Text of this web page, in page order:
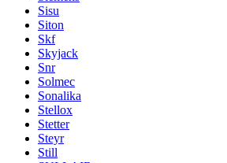
Sisu
Siton
Skf
Skyjack
Snr
Solmec
Sonalika
Stellox
Stetter
Steyr
Still